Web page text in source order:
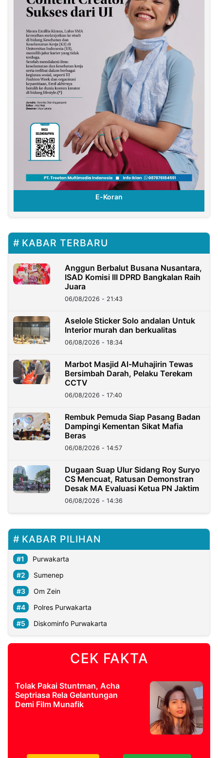
E-Koran
KABAR TERBARU
Anggun Berbalut Busana Nusantara,
ISAD Komisi III DPRD Bangkalan Raih
Juara
06/08/2026 - 21:43
Aselole Sticker Solo andalan Untuk
Interior murah dan berkualitas
06/08/2026 - 18:34
Marbot Masjid Al-Muhajirin Tewas
Bersimbah Darah, Pelaku Terekam
CCTV
06/08/2026 - 17:40
Rembuk Pemuda Siap Pasang Badan
Dampingi Kementan Sikat Mafia
Beras
06/08/2026 - 14:57
Dugaan Suap Ulur Sidang Roy Suryo
CS Mencuat, Ratusan Demonstran
Desak MA Evaluasi Ketua PN Jaktim
06/08/2026 - 14:36
KABAR PILIHAN
Purwakarta
Sumenep
Om Zein
Polres Purwakarta
Diskominfo Purwakarta
CEK FAKTA
Tolak Pakai Stuntman, Acha
Septriasa Rela Gelantungan
Demi Film Munafik